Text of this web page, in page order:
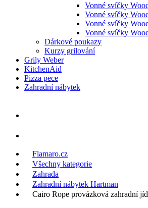
Vonné svíčky
Vonné svíčky
Vonné svíčky
Vonné svíčky
Dárkové poukazy
Kurzy grilování
Grily Weber
KitchenAid
Pizza pece
Zahradní nábytek
Flamaro.cz
Všechny kategorie
Zahrada
Zahradní nábytek Hartman
Cairo Rope provázková zahradní